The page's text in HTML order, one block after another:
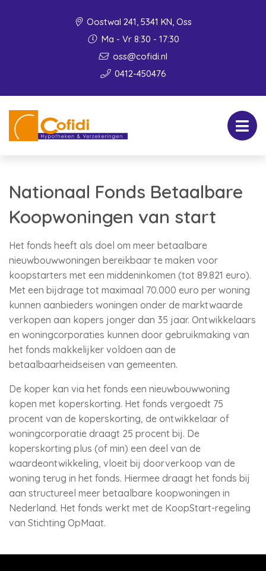
Oostwal 241, 5341 KN, Oss
Ma - Vr 8:30 - 17:30
oss@cofidi.nl
0412-450476
Nationaal Fonds Betaalbare
Koopwoningen van start
Het fonds heeft als doel om meer betaalbare
nieuwbouwwoningen bereikbaar te maken voor
koopstarters met een middeninkomen (tot 89.821 euro).
Met een bijdrage tot maximaal 70.000 euro per woning
kunnen aanbieders woningen onder de marktwaarde
verkopen aan kopers jonger dan 35 jaar. Ontwikkelaars
en woningcorporaties kunnen door gebruikmaking van
het fonds makkelijker voldoen aan de
betaalbaarheidseisen van gemeenten.
De koper kan via het fonds een nieuwbouwwoning
kopen met koperskorting. Het fonds vergoedt 75
procent van de koperskorting, de ontwikkelaar of
woningcorporatie draagt 25 procent bij. De
koperskorting plus (of min) een deel van de
waardeontwikkeling, vloeit bij doorverkoop van de
woning terug in het fonds. Hiermee draagt het fonds bij
aan structureel meer betaalbare koopwoningen in
Nederland. Het fonds werkt met de KoopStart-regeling
van Stichting OpMaat.